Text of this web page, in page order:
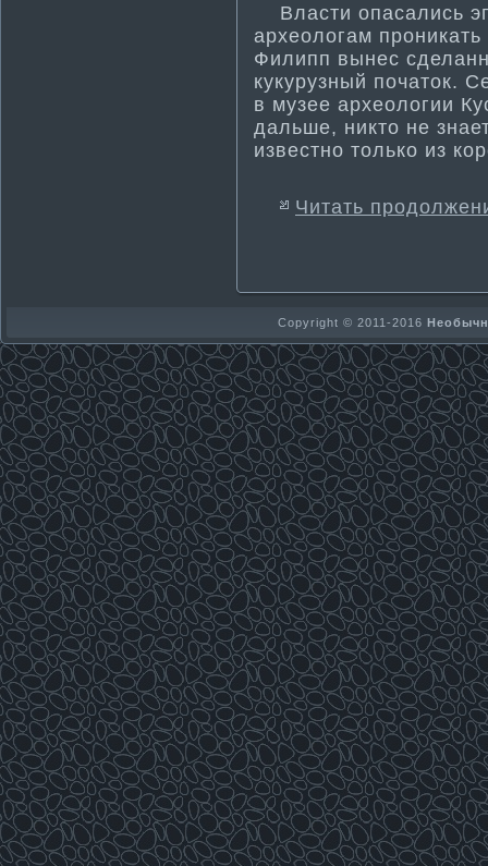
Власти­ опасались
археологам
Филипп вынес
кукурузный початок.
в музее археологии
дальше, никто не
известно только из
Читать
Copyright © 2011-2016